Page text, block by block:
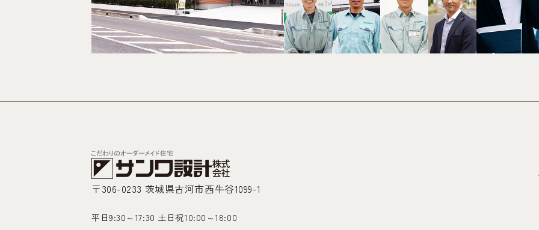
〒306-0233 茨城県古河市西牛谷1099-1
平日9:30～17:30 土日祝10:00～18:00